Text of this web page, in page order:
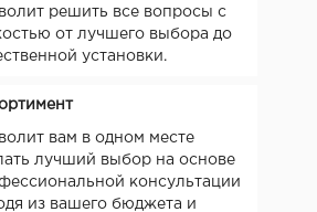
решить все вопросы с
от лучшего выбора до
установки.
вам в одном месте
лучший выбор на основе
консультации
из вашего бюджета и